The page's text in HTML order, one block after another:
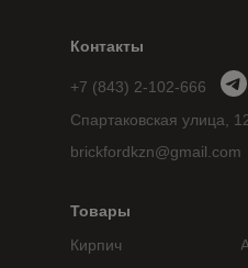
Кирпич
Товары
Контакты
+7 (843) 2-102-666
brickfordkzn@gmail.com
Спартаковская улица,